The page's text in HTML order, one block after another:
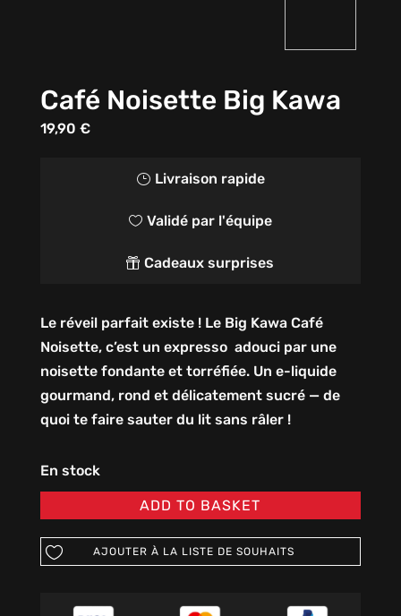
Café Noisette Big Kawa
19,90 €
} Livraison rapide
 Validé par l'équipe
 Cadeaux surprises
Le réveil parfait existe ! Le Big Kawa Café
Noisette, c’est un expresso adouci par une
noisette fondante et torréfiée. Un e-liquide
gourmand, rond et délicatement sucré — de
quoi te faire sauter du lit sans râler !
En stock
ADD TO BASKET
AJOUTER À LA LISTE DE SOUHAITS